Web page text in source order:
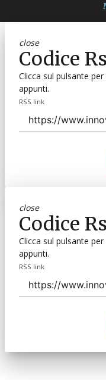
close
Codice
Clicca sul pulsante
appunti.
RSS link
close
Codice
Clicca sul pulsante
appunti.
RSS link